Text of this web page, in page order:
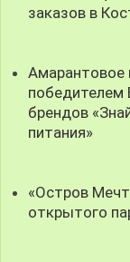
заказов в
Амарантовое
победителем
брендов
питания»
«Остров
открытого